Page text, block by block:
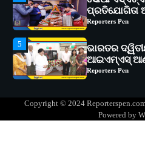
ଆଇଏମ୍‌ଏସ୍
ଅତ୍ୟାଧୁନିକ
Reporters Pen
1
ସୋଆ ପକ୍ଷରୁ
୧୧ଟି
କାର୍ଯ୍ୟକ୍ରମ
Reporters Pen
ସୋଆର ୨୦ତମ
ଅଗ୍ରଗତିର
Reporters Pen
Copyright © 2024
Powered by